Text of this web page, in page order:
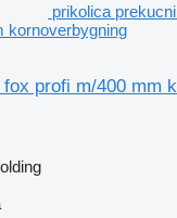
prikolica
kornoverbygning
profi m/400 mm